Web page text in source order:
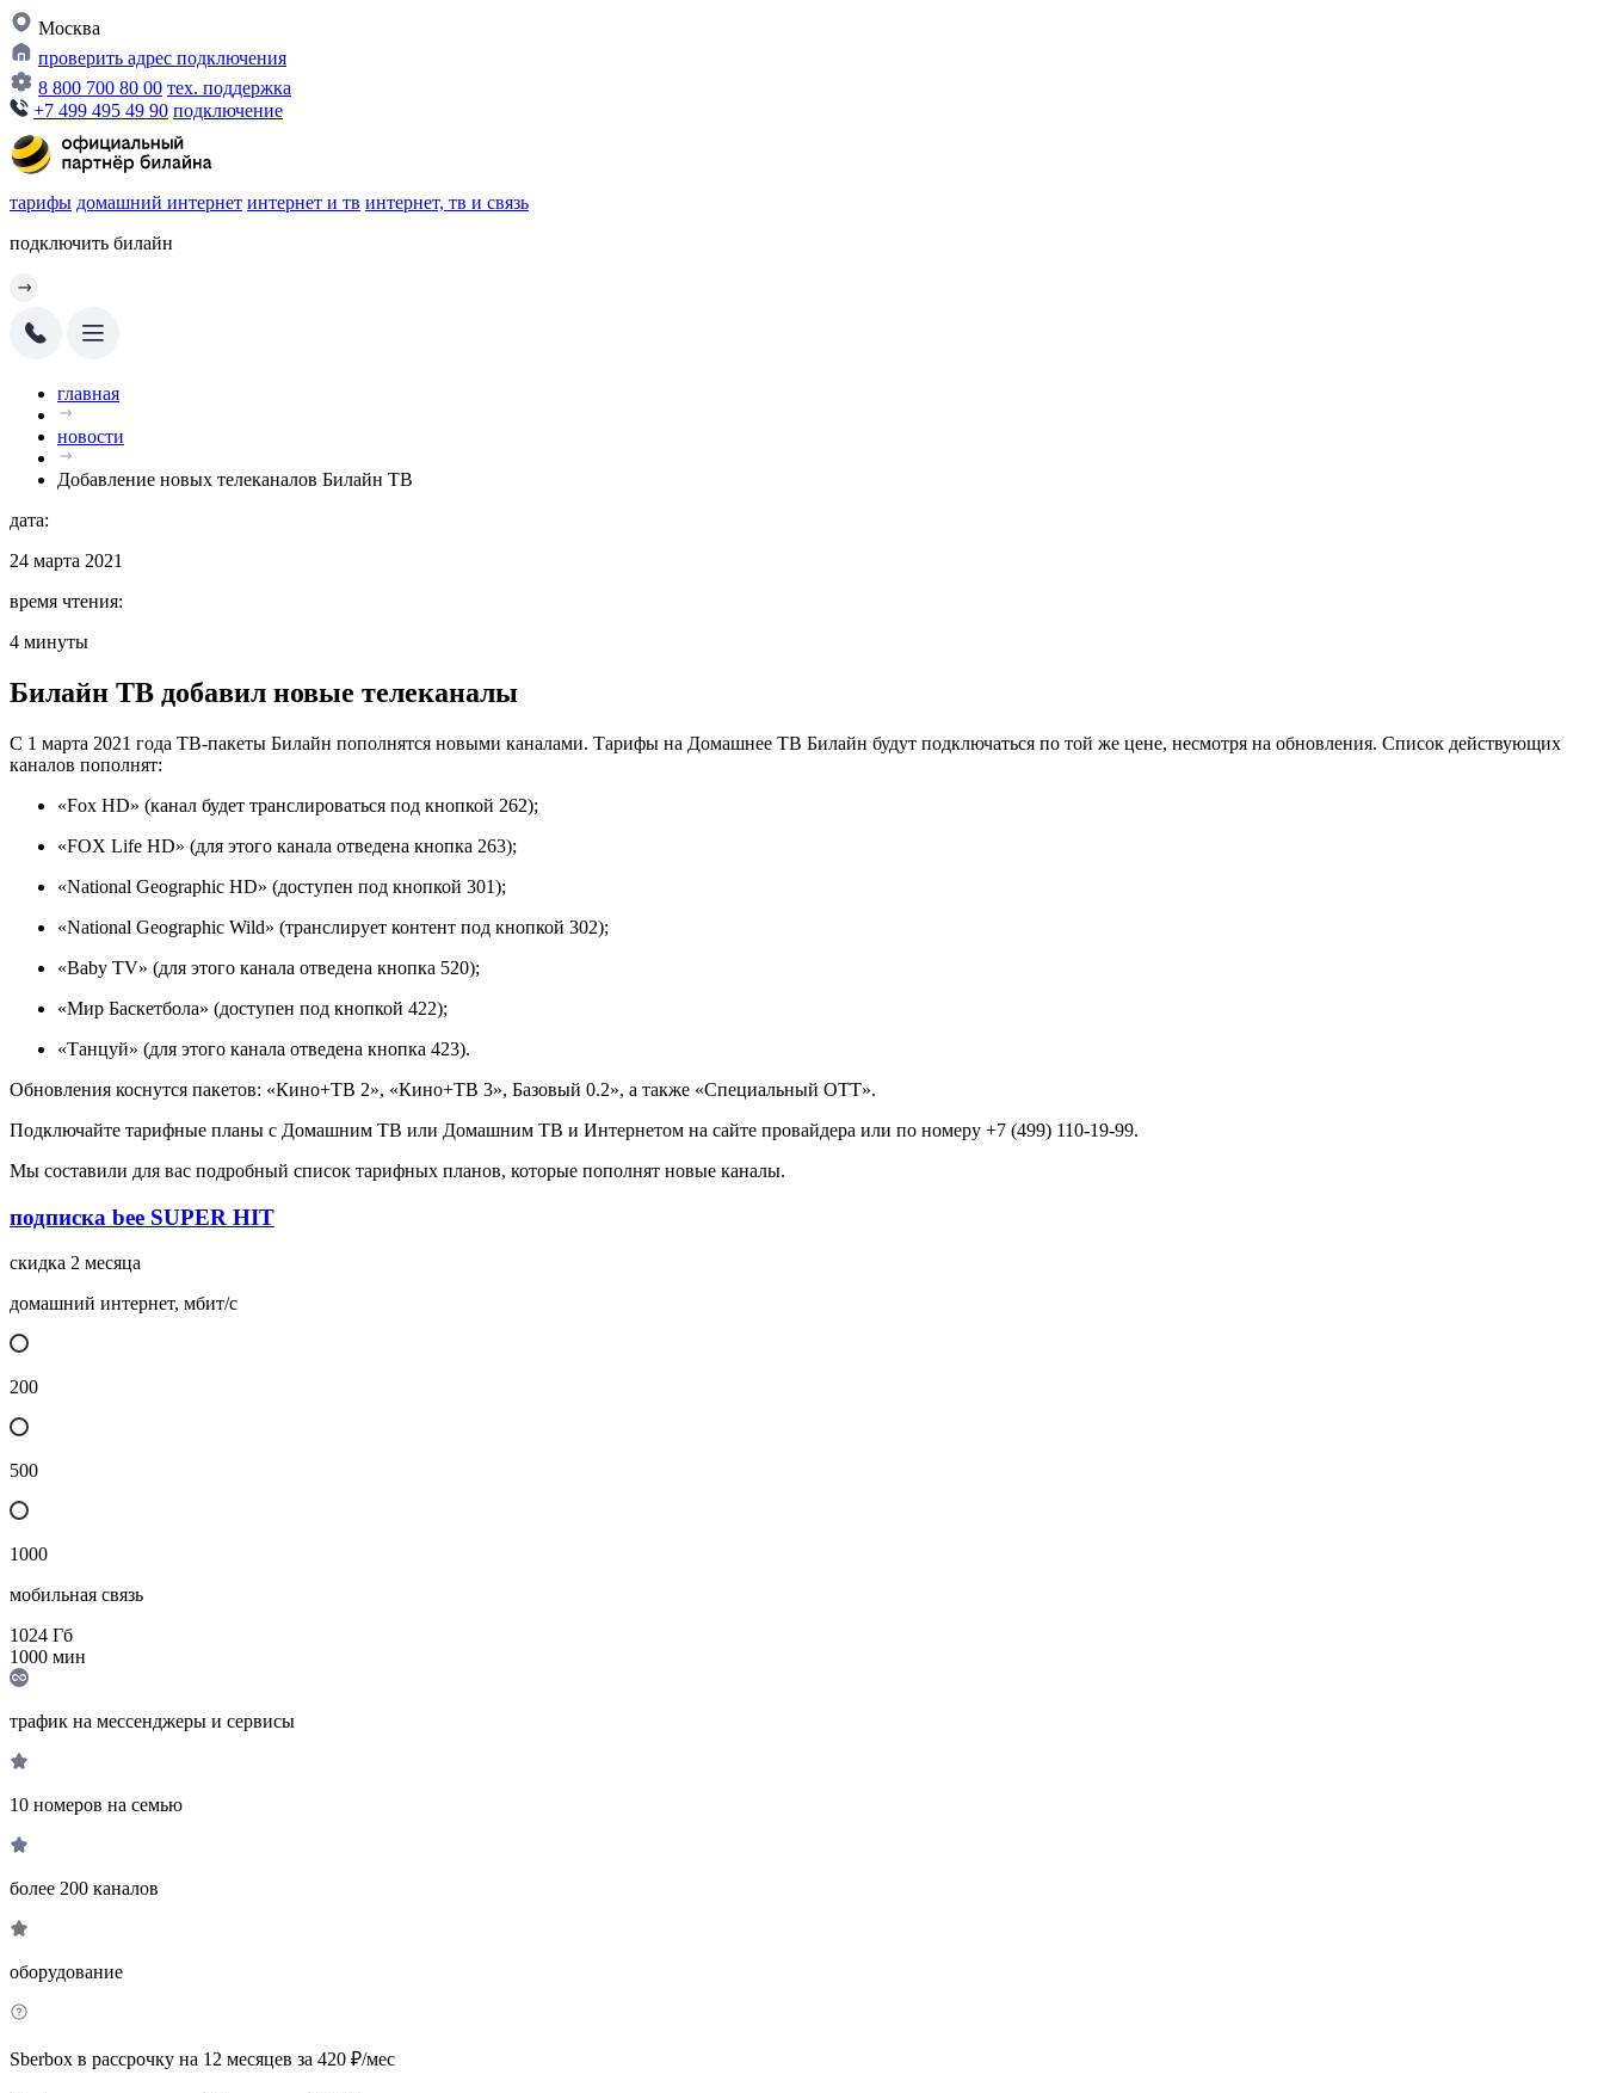
Москва
проверить адрес подключения
8 800 700 80 00 тех. поддержка
+7 499 495 49 90 подключение
тарифы домашний интернет интернет и тв интернет, тв и связь
подключить билайн
главная
новости
Добавление новых телеканалов Билайн ТВ
дата:
24 марта 2021
время чтения:
4 минуты
Билайн ТВ добавил новые телеканалы
С 1 марта 2021 года ТВ-пакеты Билайн пополнятся новыми каналами. Тарифы на Домашнее ТВ Билайн будут подключаться по той же цене, несмотря на обновления. Список действующих
каналов пополнят:
«Fox HD» (канал будет транслироваться под кнопкой 262);
«FOX Life HD» (для этого канала отведена кнопка 263);
«National Geographic HD» (доступен под кнопкой 301);
«National Geographic Wild» (транслирует контент под кнопкой 302);
«Baby TV» (для этого канала отведена кнопка 520);
«Мир Баскетбола» (доступен под кнопкой 422);
«Танцуй» (для этого канала отведена кнопка 423).
Обновления коснутся пакетов: «Кино+ТВ 2», «Кино+ТВ 3», Базовый 0.2», а также «Специальный ОТТ».
Подключайте тарифные планы с Домашним ТВ или Домашним ТВ и Интернетом на сайте провайдера или по номеру +7 (499) 110-19-99.
Мы составили для вас подробный список тарифных планов, которые пополнят новые каналы.
подписка bee SUPER HIT
скидка 2 месяца
домашний интернет, мбит/с
200
500
1000
мобильная связь
1024 Гб
1000 мин
трафик на мессенджеры и сервисы
10 номеров на семью
более 200 каналов
оборудование
Sberbox в рассрочку на 12 месяцев за 420 ₽/мес